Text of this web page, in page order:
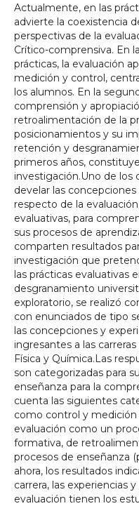
Actualmente, en las
advierte la coexistencia
perspectivas de la
Crítico-comprensiva. En
prácticas, la evaluación
medición y control,
los alumnos. En la
comprensión y
retroalimentación de la
posicionamientos y su
retención y
primeros años,
investigación.Uno de los
develar las
respecto de la
evaluativas, para
sus procesos de
comparten resultados
investigación que
las prácticas evaluativas
desgranamiento
exploratorio, se realizó
con enunciados de tipo
las concepciones y
ingresantes a las
Física y Química.Las
son categorizadas para
enseñanza para la
cuenta las siguientes
como control y medición
evaluación como un
formativa, de
procesos de enseñanza
ahora, los resultados
carrera, las experiencias
evaluación tienen los